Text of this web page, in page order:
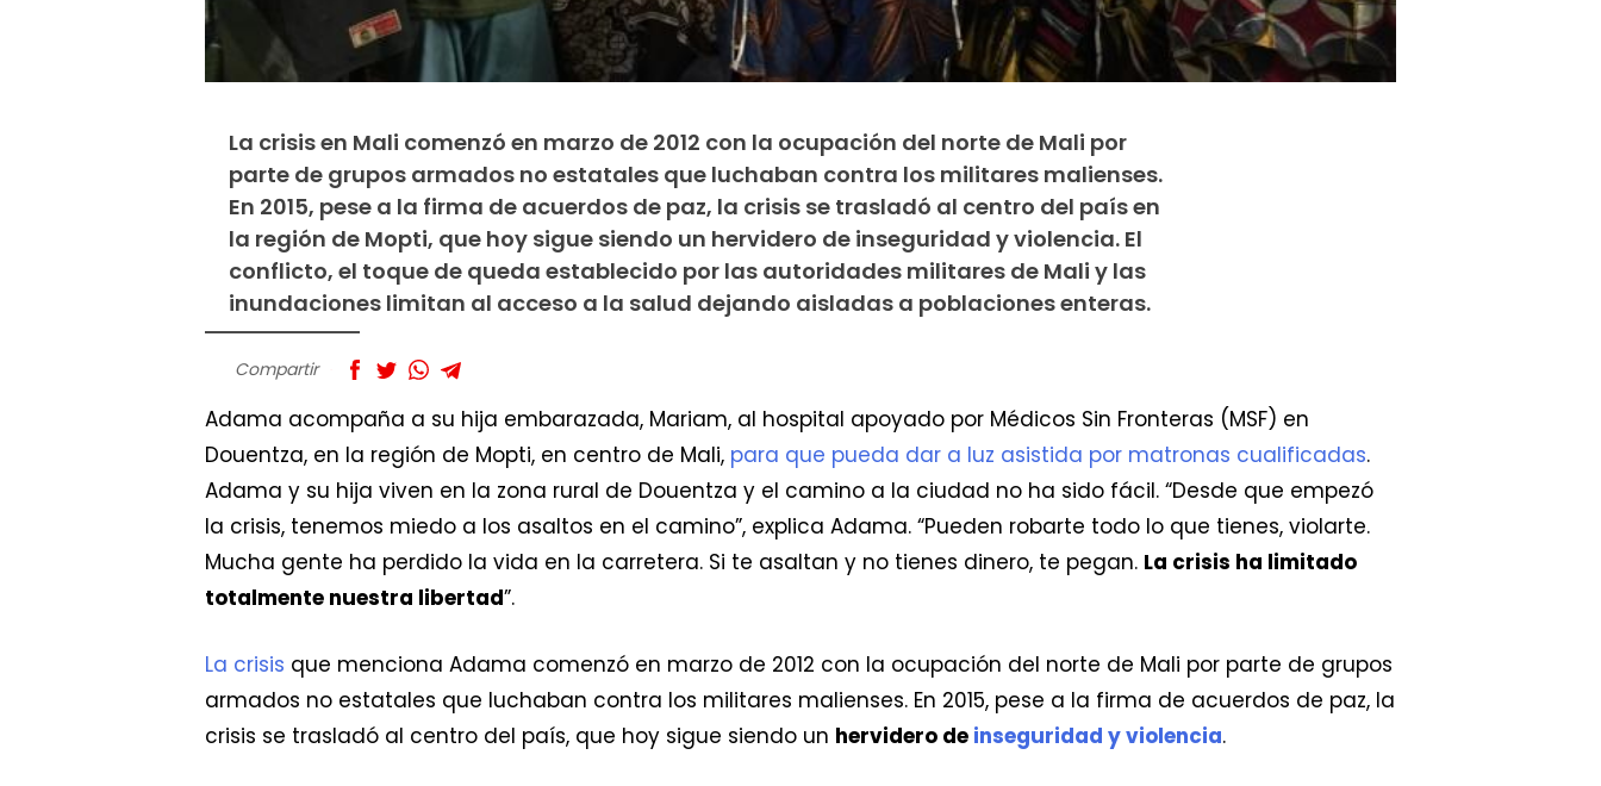
La crisis en Mali comenzó en marzo de 2012 con la ocupación del norte de Mali por
parte de grupos armados no estatales que luchaban contra los militares malienses.
En 2015, pese a la firma de acuerdos de paz, la crisis se trasladó al centro del país en
la región de Mopti, que hoy sigue siendo un hervidero de inseguridad y violencia. El
conflicto, el toque de queda establecido por las autoridades militares de Mali y las
inundaciones limitan al acceso a la salud dejando aisladas a poblaciones enteras.
Compartir
Adama acompaña a su hija embarazada, Mariam, al hospital apoyado por Médicos Sin Fronteras (MSF) en
Douentza, en la región de Mopti, en centro de Mali, para que pueda dar a luz asistida por matronas cualificadas.
Adama y su hija viven en la zona rural de Douentza y el camino a la ciudad no ha sido fácil. “Desde que empezó
la crisis, tenemos miedo a los asaltos en el camino”, explica Adama. “Pueden robarte todo lo que tienes, violarte.
Mucha gente ha perdido la vida en la carretera. Si te asaltan y no tienes dinero, te pegan. La crisis ha limitado
totalmente nuestra libertad”.
La crisis que menciona Adama comenzó en marzo de 2012 con la ocupación del norte de Mali por parte de grupos
armados no estatales que luchaban contra los militares malienses. En 2015, pese a la firma de acuerdos de paz, la
crisis se trasladó al centro del país, que hoy sigue siendo un hervidero de inseguridad y violencia.